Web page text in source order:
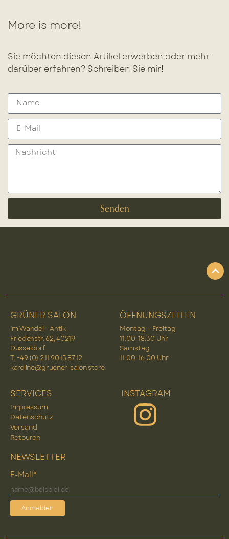
More is more!
Sie möchten diesen Artikel erwerben oder mehr
darüber erfahren? Schreiben Sie mir!
Senden
GRÜNER SALON
im Wandel – Antik
Friedenstr. 62, 40219
Düsseldorf
T: +49 (0) 2 11 90 15 87 12
karoline@gruener-salon.store
ÖFFNUNGSZEITEN
Montag – Freitag
11:00-18:30 Uhr
Samstag
11:00-16:00 Uhr
SERVICES
Impressum
Datenschutz
Versand
Retouren
INSTAGRAM
NEWSLETTER
E-Mail*
Anmelden